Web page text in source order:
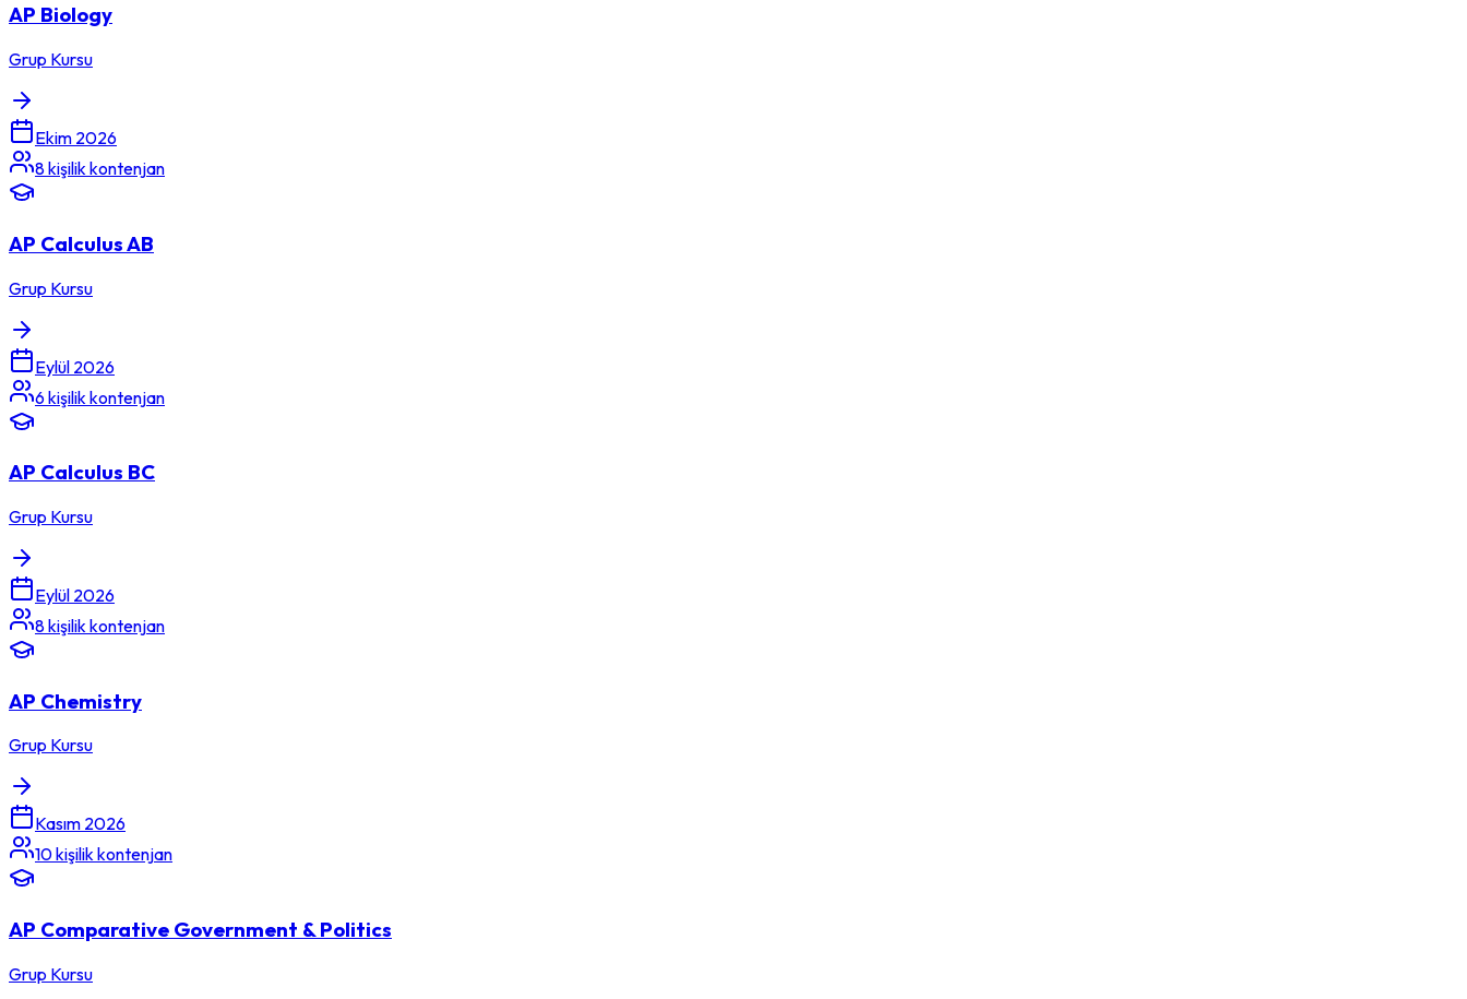
AP Biology
Grup Kursu
Ekim 2026
8kişilik kontenjan
AP Calculus AB
Grup Kursu
Eylül 2026
6kişilik kontenjan
AP Calculus BC
Grup Kursu
Eylül 2026
8kişilik kontenjan
AP Chemistry
Grup Kursu
Kasım 2026
10kişilik kontenjan
AP Comparative Government & Politics
Grup Kursu